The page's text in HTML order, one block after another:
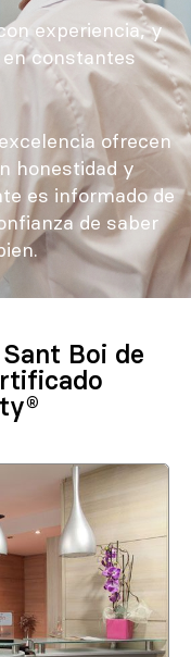
experiencia, y
constantes
ofrecen
honestidad y
es informado de
de saber
Boi de